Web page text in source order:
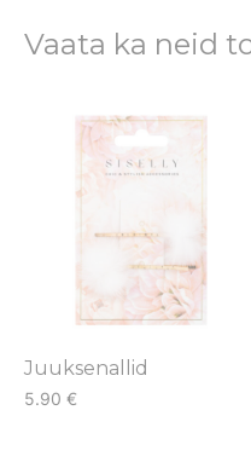
Vaata ka neid
Juuksenallid
5.90 €